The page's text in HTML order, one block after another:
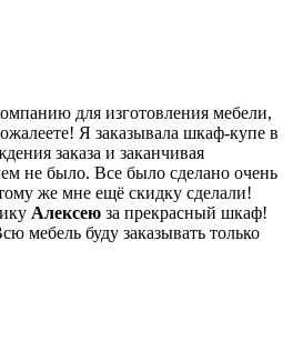
для изготовления мебели,
Я заказывала шкаф-купе в
заказа и заканчивая
не было. Все было сделано очень
же мне ещё скидку сделали!
Алексею за прекрасный шкаф!
мебель буду заказывать только